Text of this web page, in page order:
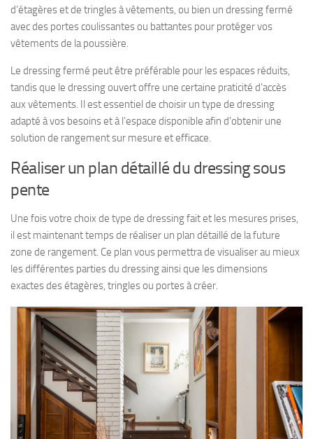
d’étagères et de tringles à vêtements, ou bien un dressing fermé
avec des portes coulissantes ou battantes pour protéger vos
vêtements de la poussière.
Le dressing fermé peut être préférable pour les espaces réduits,
tandis que le dressing ouvert offre une certaine praticité d’accès
aux vêtements. Il est essentiel de choisir un type de dressing
adapté à vos besoins et à l’espace disponible afin d’obtenir une
solution de rangement sur mesure et efficace.
Réaliser un plan détaillé du dressing sous
pente
Une fois votre choix de type de dressing fait et les mesures prises,
il est maintenant temps de réaliser un plan détaillé de la future
zone de rangement. Ce plan vous permettra de visualiser au mieux
les différentes parties du dressing ainsi que les dimensions
exactes des étagères, tringles ou portes à créer.